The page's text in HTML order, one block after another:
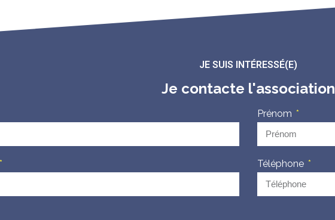
JE SUIS INTÉRESSÉ(E)
Je contacte l'association
Prénom
Téléphone